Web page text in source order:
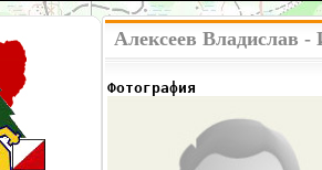
Алексеев Владислав
Фотография